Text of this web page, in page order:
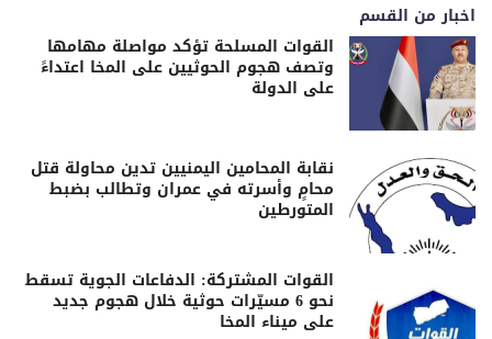
اخبار من القسم
القوات المسلحة تؤكد مواصلة مهامها
وتصف هجوم الحوثيين على المخا اعتداءً
على الدولة
نقابة المحامين اليمنيين تدين محاولة قتل
محامٍ وأسرته في عمران وتطالب بضبط
المتورطين
القوات المشتركة: الدفاعات الجوية تسقط
نحو 6 مسيّرات حوثية خلال هجوم جديد
على ميناء المخا